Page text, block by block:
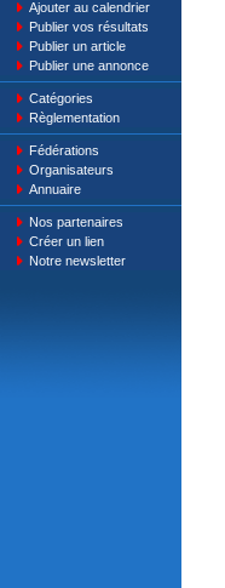
Ajouter au calendrier
Publier vos résultats
Publier un article
Publier une annonce
Catégories
Règlementation
Fédérations
Organisateurs
Annuaire
Nos partenaires
Créer un lien
Notre newsletter